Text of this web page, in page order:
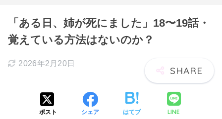
「ある日、姉が死にました」18〜19話・
覚えている方法はないのか？
2026年2月20日
ポスト シェア はてブ LINE